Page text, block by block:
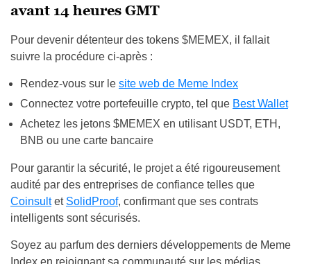
avant 14 heures GMT
Pour devenir détenteur des tokens $MEMEX, il fallait
suivre la procédure ci-après :
Rendez-vous sur le site web de Meme Index
Connectez votre portefeuille crypto, tel que Best Wallet
Achetez les jetons $MEMEX en utilisant USDT, ETH,
BNB ou une carte bancaire
Pour garantir la sécurité, le projet a été rigoureusement
audité par des entreprises de confiance telles que
Coinsultet SolidProof, confirmant que ses contrats
intelligents sont sécurisés.
Soyez au parfum des derniers développements de Meme
Index en rejoignant sa communauté sur les médias